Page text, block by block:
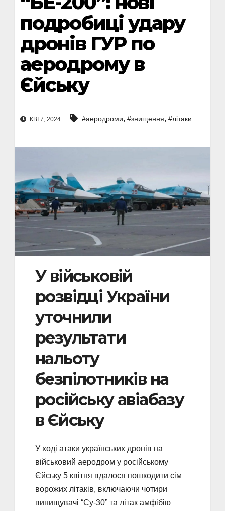
подробиці удару
дронів ГУР по
аеродрому в
Єйську
КВІ 7, 2024 #аеродроми, #знищення, #літаки
У військовій
розвідці України
уточнили
результати
нальоту
безпілотників на
російську авіабазу
в Єйську
У ході атаки українських дронів на
військовий аеродром у російському
Єйську 5 квітня вдалося пошкодити сім
ворожих літаків, включаючи чотири
винищувачі “Су-30” та літак амфібію